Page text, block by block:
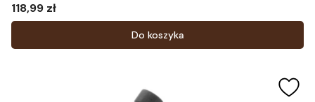
Cena
118,99 zł
Do koszyka